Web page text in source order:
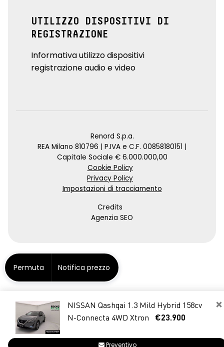
×
NISSAN Qashqai 1.3 Mild Hybrid 158cv
N-Connecta 4WD Xtron
€23.900
Preventivo
UTILIZZO DISPOSITIVI DI
REGISTRAZIONE
Informativa utilizzo dispositivi
registrazione audio e video
Renord S.p.a.
REA Milano 810796 | P.IVA e C.F. 00858180151 |
Capitale Sociale € 6.000.000,00
Cookie Policy
Privacy Policy
Impostazioni di tracciamento
Credits
Agenzia SEO
Permuta Notifica prezzo